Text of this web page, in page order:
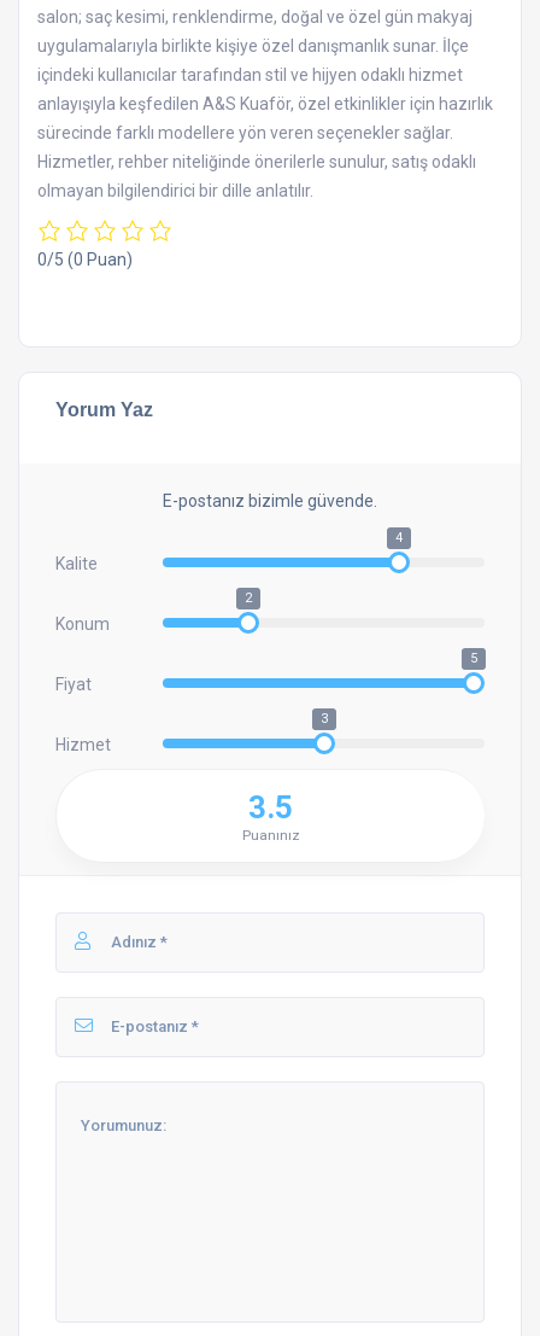
salon; saç kesimi, renklendirme, doğal ve özel gün makyaj
uygulamalarıyla birlikte kişiye özel danışmanlık sunar. İlçe
içindeki kullanıcılar tarafından stil ve hijyen odaklı hizmet
anlayışıyla keşfedilen A&S Kuaför, özel etkinlikler için hazırlık
sürecinde farklı modellere yön veren seçenekler sağlar.
Hizmetler, rehber niteliğinde önerilerle sunulur, satış odaklı
olmayan bilgilendirici bir dille anlatılır.
0/5 (0 Puan)
Yorum Yaz
E-postanız bizimle güvende.
Kalite
4
Konum
2
Fiyat
5
Hizmet
3
3.5
Puanınız